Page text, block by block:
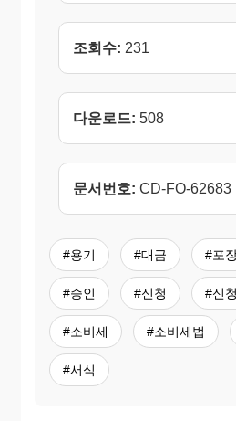
조회수: 231
다운로드: 508
문서번호: CD-FO-62683
#용기 #대금 #포
#승인 #신청 #신
#소비세 #소비세법
#서식